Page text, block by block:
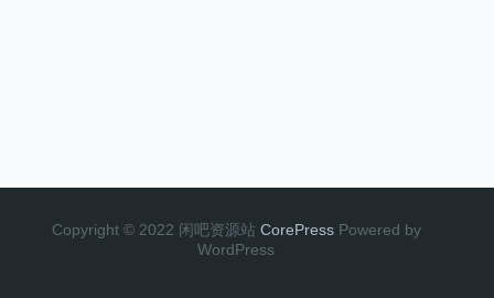
Copyright © 2022 闲吧资源站 CorePress Powered by
WordPress